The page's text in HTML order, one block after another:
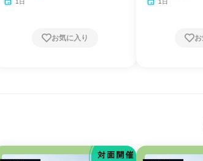
1日
お気に入り
1日
お